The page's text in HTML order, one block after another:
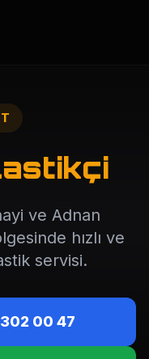
ve Adnan
hızlı ve
servisi.
00 47